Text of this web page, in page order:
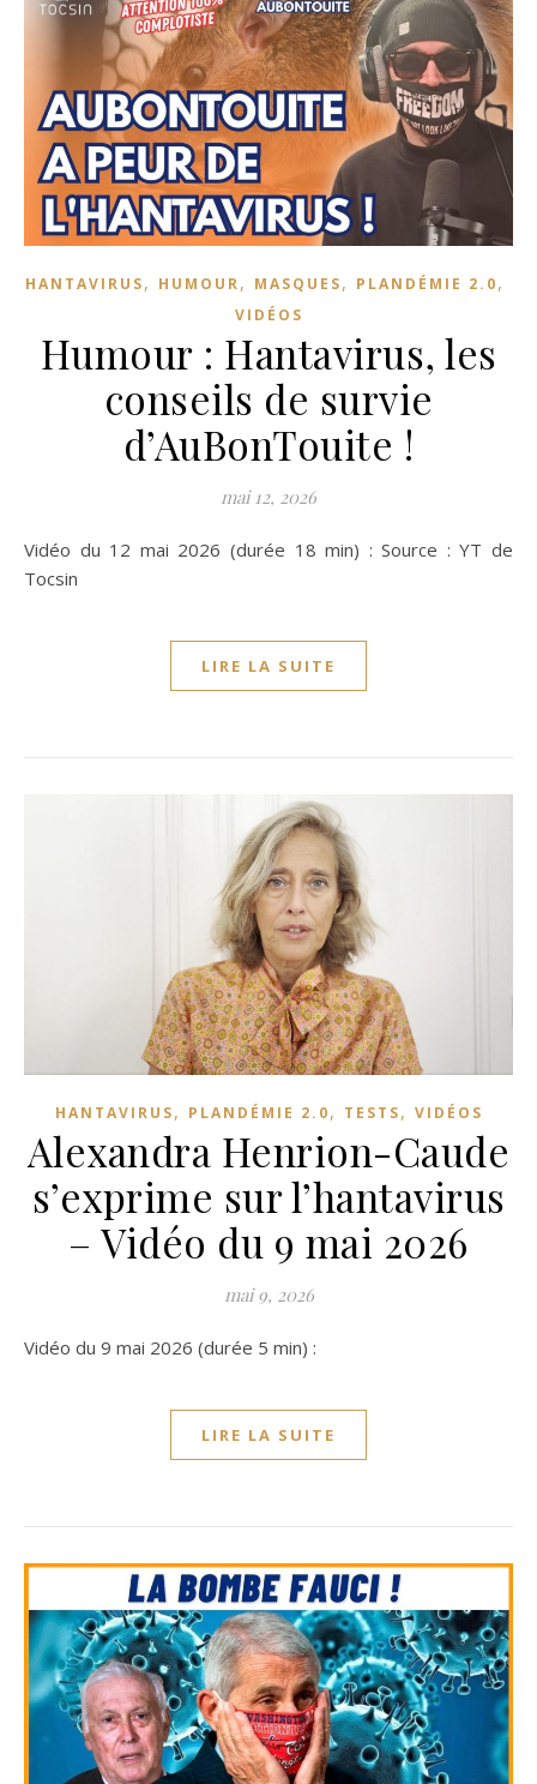
HANTAVIRUS, HUMOUR, MASQUES, PLANDÉMIE 2.0,
VIDÉOS
Humour : Hantavirus, les
conseils de survie
d’AuBonTouite !
mai 12, 2026
Vidéo du 12 mai 2026 (durée 18 min) : Source : YT de
Tocsin
LIRE LA SUITE
HANTAVIRUS, PLANDÉMIE 2.0, TESTS, VIDÉOS
Alexandra Henrion-Caude
s’exprime sur l’hantavirus
– Vidéo du 9 mai 2026
mai 9, 2026
Vidéo du 9 mai 2026 (durée 5 min) :
LIRE LA SUITE